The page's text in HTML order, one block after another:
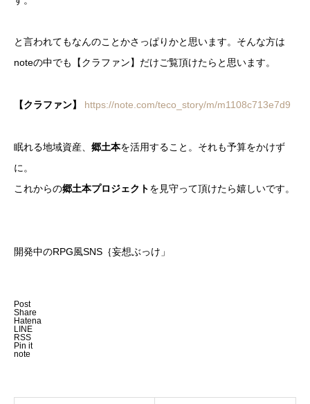
と言われてもなんのことかさっぱりかと思います。そんな方は
noteの中でも【クラファン】だけご覧頂けたらと思います。
【クラファン】 https://note.com/teco_story/m/m1108c713e7d9
眠れる地域資産、 郷土本を活用すること。それも予算をかけず
に。
これからの郷土本プロジェクトを見守って頂けたら嬉しいです。
開発中のRPG風SNS｛妄想ぶっけ」
Post
Share
Hatena
LINE
RSS
Pin it
note